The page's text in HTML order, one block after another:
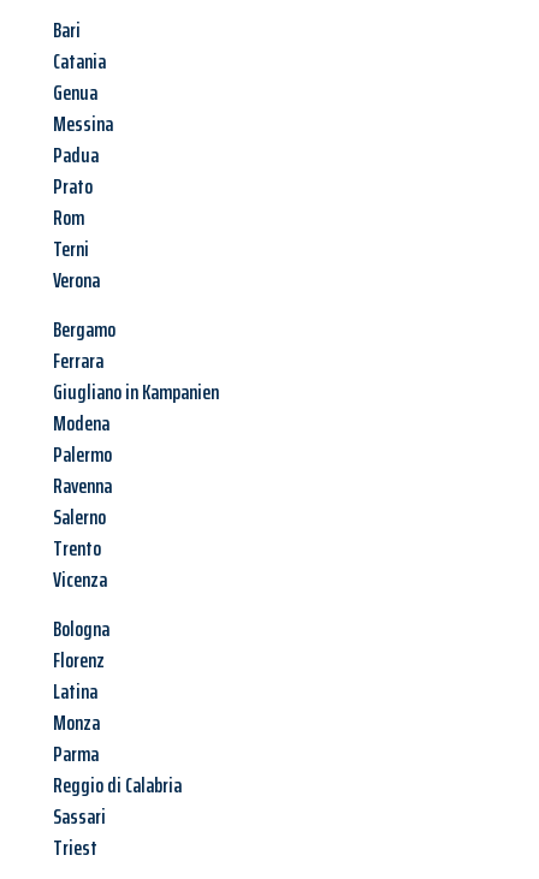
Bari
Catania
Genua
Messina
Padua
Prato
Rom
Terni
Verona
Bergamo
Ferrara
Giugliano in Kampanien
Modena
Palermo
Ravenna
Salerno
Trento
Vicenza
Bologna
Florenz
Latina
Monza
Parma
Reggio di Calabria
Sassari
Triest